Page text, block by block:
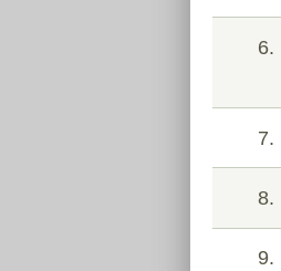
6
7
8
9